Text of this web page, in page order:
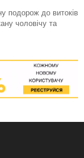
подорож до витоків
чоловічу та